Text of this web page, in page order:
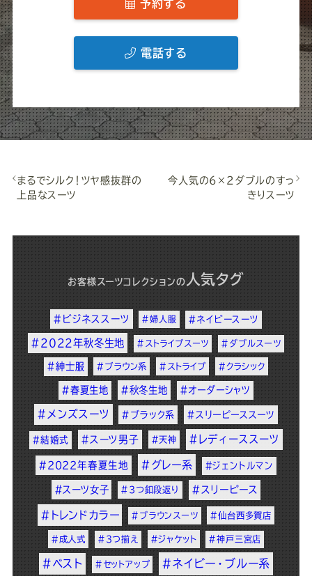
予約する
電話する
まるでシルク！ツヤ感抜群の
上品なスーツ
今人気の6×2ダブルのすっ
きりスーツ
お客様スーツコレクションの 人気タグ
#ビジネススーツ #婦人服 #ネイビースーツ
#2022年秋冬生地 #ストライプスーツ #ダブルスーツ
#紳士服 #ブラウン系 #ストライプ #クラシック
#春夏生地 #秋冬生地 #オーダーシャツ
#メンズスーツ #ブラック系 #スリーピーススーツ
#結婚式 #スーツ男子 #天神 #レディーススーツ
#2022年春夏生地 #グレー系 #ジェントルマン
#スーツ女子 #3つ釦段返り #スリーピース
#トレンドカラー #ブラウンスーツ #仙台西多賀店
#成人式 #3つ揃え #ジャケット #神戸三宮店
#ベスト #セットアップ #ネイビー・ブルー系